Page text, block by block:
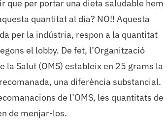
que per portar una dieta saludable hem
quantitat al dia? NO!! Aquesta
per la indústria, respon a la quantitat
el lobby. De fet, l’Organització
la Salut (OMS) estableix en 25 grams la
una diferència substancial.
de l’OMS, les quantitats de
de menjar-los.